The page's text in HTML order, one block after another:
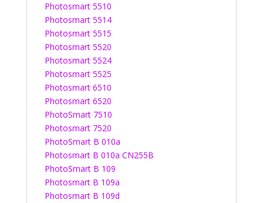
Photosmart 5510
Photosmart 5514
Photosmart 5515
Photosmart 5520
Photosmart 5524
Photosmart 5525
Photosmart 6510
Photosmart 6520
PhotoSmart 7510
Photosmart 7520
PhotoSmart B 010a
Photosmart B 010a CN255B
PhotoSmart B 109
Photosmart B 109a
Photosmart B 109d